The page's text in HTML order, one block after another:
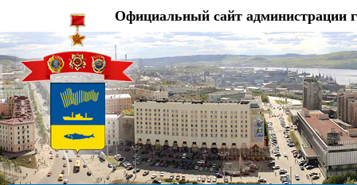
Официальный сайт администрации